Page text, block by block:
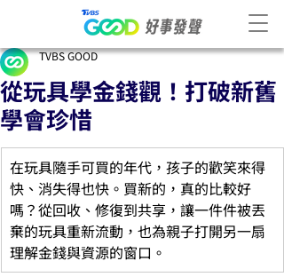
從玩具學金錢觀！打破新舊
學會珍惜
TVBS GOOD
在玩具隨手可買的年代，孩子的歡笑來得
快、消失得也快。買新的，真的比較好
嗎？從回收、修復到共享，讓一件件被丟
棄的玩具重新流動，也為親子打開另一扇
理解金錢與資源的窗口。